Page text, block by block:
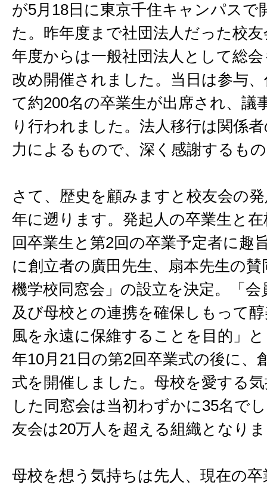
が5月18日に東京千住キャンパスで
た。昨年度まで社団法人だった校
年度からは一般社団法人として総
改め開催されました。当日は参与
て約200名の卒業生が出席され、議
り行われました。法人移行は関係
力によるもので、深く感謝するも
さて、歴史を顧みますと校友会の
年に遡ります。発起人の卒業生と
回卒業生と第2回の卒業予定者に趣
に創立者の廣田先生、扇本先生の
機学校同窓会」の設立を決定。「会
及び母校との連携を確保しもって
風を永遠に保維することを目的」
年10月21日の第2回卒業式の後に、
式を開催しました。母校を愛する
した同窓会は当初わずかに35名で
友会は20万人を超える組織となり
母校を想う気持ちは先人、現在の